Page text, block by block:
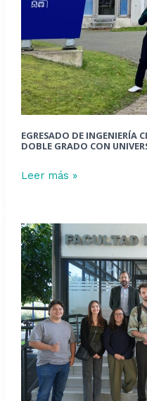
EGRESADO DE INGENIERÍA
DOBLE GRADO CON
Münster
Leer más »
Facultad
de
Ingeniería
recibe
a
estudiantado
extranjero
que
hará
pasantía